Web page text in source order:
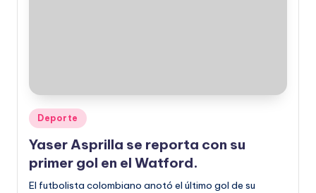
Publicado
en
Deporte
Yaser Asprilla se reporta con su
primer gol en el Watford.
El futbolista colombiano anotó el último gol de su